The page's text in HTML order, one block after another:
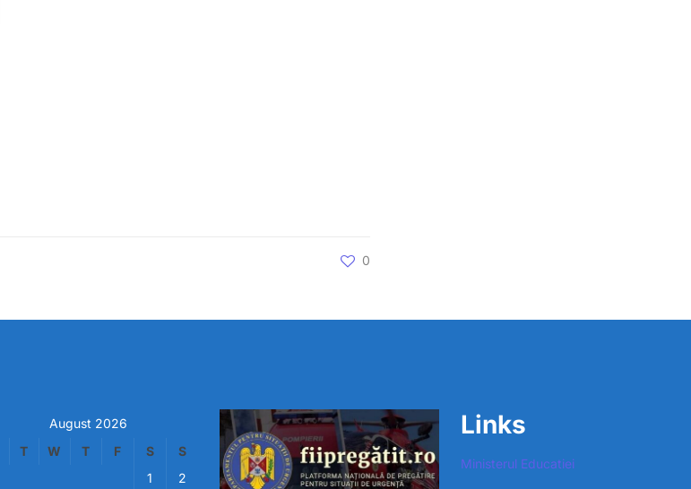
0
August 2026
T W T F S
S
1
2
Links
Ministerul Educatiei